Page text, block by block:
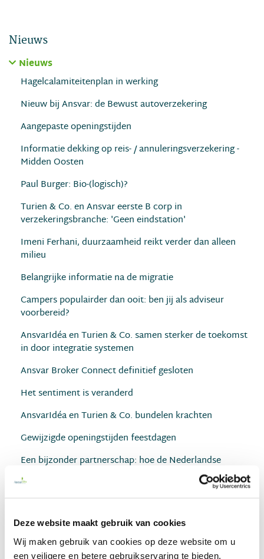
Deze website maakt gebruik van cookies
Wij maken gebruik van cookies op deze website om u
een veiligere en betere gebruikservaring te bieden.
Nieuws
Nieuws
Hagelcalamiteitenplan in werking
Nieuw bij Ansvar: de Bewust autoverzekering
Aangepaste openingstijden
Informatie dekking op reis- / annuleringsverzekering -
Midden Oosten
Paul Burger: Bio-(logisch)?
Turien & Co. en Ansvar eerste B corp in
verzekeringsbranche: 'Geen eindstation'
Imeni Ferhani, duurzaamheid reikt verder dan alleen
milieu
Belangrijke informatie na de migratie
Campers populairder dan ooit: ben jij als adviseur
voorbereid?
AnsvarIdéa en Turien & Co. samen sterker de toekomst
in door integratie systemen
Ansvar Broker Connect definitief gesloten
Het sentiment is veranderd
AnsvarIdéa en Turien & Co. bundelen krachten
Gewijzigde openingstijden feestdagen
Een bijzonder partnerschap: hoe de Nederlandse
Brandwonden Stichting en AnsvarIdéa samen de strijd
aangaan tegen brandwonden
Nominatie voor landschapherstel met hagen, heggen en
wallen (37km)